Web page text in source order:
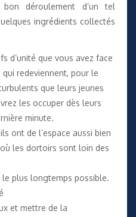
déroulement d’un tel
ingrédients collectés
d’unité que vous avez face
redeviennent, pour le
que leurs jeunes
les occuper dès leurs
minute.
ont de l’espace aussi bien
les dortoirs sont loin des
le plus longtemps possible.
et mettre de la